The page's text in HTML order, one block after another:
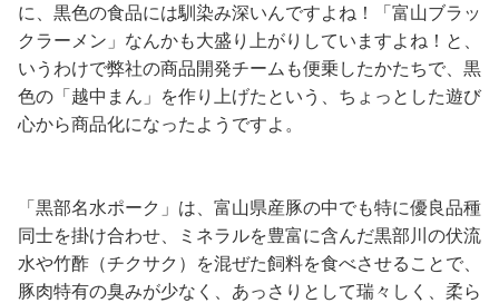
に、黒色の食品には馴染み深いんですよね！「富山ブラッ
クラーメン」なんかも大盛り上がりしていますよね！と、
いうわけで弊社の商品開発チームも便乗したかたちで、黒
色の「越中まん」を作り上げたという、ちょっとした遊び
心から商品化になったようですよ。
「黒部名水ポーク」は、富山県産豚の中でも特に優良品種
同士を掛け合わせ、ミネラルを豊富に含んだ黒部川の伏流
水や竹酢（チクサク）を混ぜた飼料を食べさせることで、
豚肉特有の臭みが少なく、あっさりとして瑞々しく、柔ら